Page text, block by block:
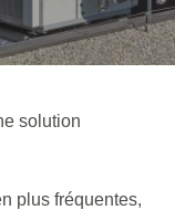
solution
plus fréquentes,